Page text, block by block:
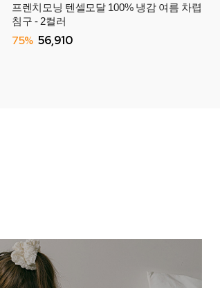
프렌치모닝 텐셀모달 100% 냉감 여름 차렵
침구 - 2컬러
75% 56,910